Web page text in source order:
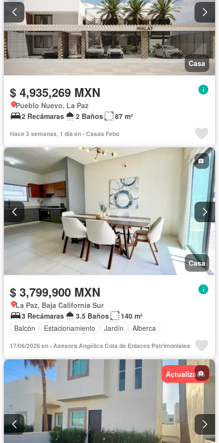
Casa
$ 4,935,269 MXN
Pueblo Nuevo, La Paz
2 Recámaras
2 Baños 87 m²
Hace 3 semanas, 1 día en - Casas Febo
Casa
$ 3,799,900 MXN
La Paz, Baja California Sur
3 Recámaras
3.5 Baños
140 m²
Balcón
Estacionamiento Jardín Alberca
17/06/2026 en - Asesora Angélica Cota de Enlaces Patrimoniales
Actualizado